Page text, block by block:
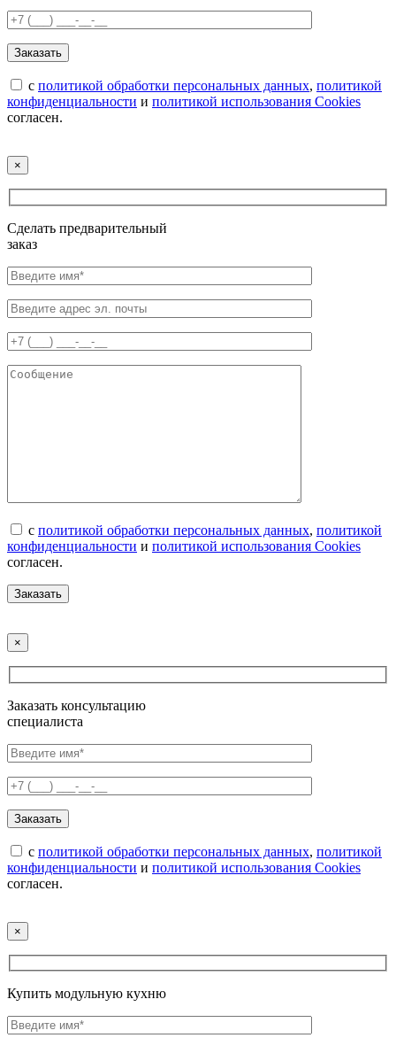
с политикой обработки персональных данных, политикой
конфиденциальности и политикой использования Cookies
согласен.
×
Сделать предварительный
заказ
с политикой обработки персональных данных, политикой
конфиденциальности и политикой использования Cookies
согласен.
×
Заказать консультацию
специалиста
с политикой обработки персональных данных, политикой
конфиденциальности и политикой использования Cookies
согласен.
×
Купить модульную кухню